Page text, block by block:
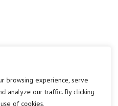
browsing experience, serve
analyze our traffic. By clicking
of cookies.